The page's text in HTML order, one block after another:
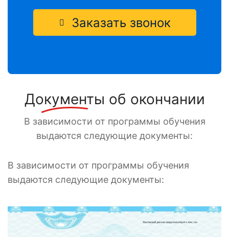
Заказать звонок
Документы об окончании
В зависимости от программы обучения
выдаются следующие документы:
В зависимости от программы обучения
выдаются следующие документы: